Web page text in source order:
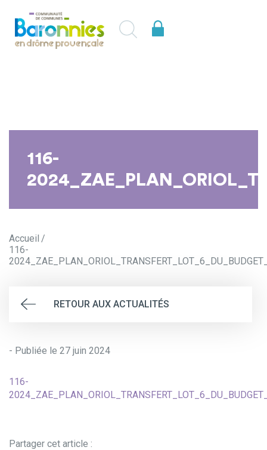
116-
Accueil
116-
RETOUR AUX ACTUALITÉS
- Publiée le 27 juin 2024
116-
Partager cet article :